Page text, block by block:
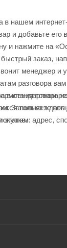
в нашем
и добавьте его
и нажмите на
быстрый заказ,
менеджер и
разговора
товара
только ждать
в стандартном
Заполняете
адрес,